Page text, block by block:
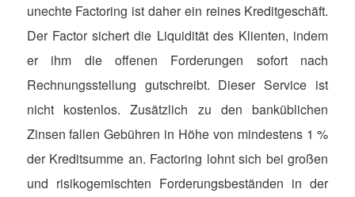
unechte Factoring ist daher ein reines Kreditgeschäft.
Der Factor sichert die Liquidität des Klienten, indem
er ihm die offenen Forderungen sofort nach
Rechnungsstellung gutschreibt. Dieser Service ist
nicht kostenlos. Zusätzlich zu den banküblichen
Zinsen fallen Gebühren in Höhe von mindestens 1 %
der Kreditsumme an. Factoring lohnt sich bei großen
und risikogemischten Forderungsbeständen in der